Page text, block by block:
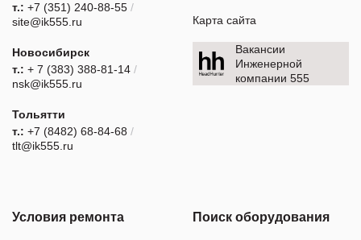
т.: +7 (351) 240-88-55 /
site@ik555.ru
Новосибирск
т.: + 7 (383) 388-81-14 /
nsk@ik555.ru
Тольятти
т.: +7 (8482) 68-84-68 /
tlt@ik555.ru
Карта сайта
Вакансии
Инженерной
компании 555
Условия ремонта Поиск оборудования